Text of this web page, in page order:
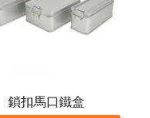
鎖扣馬口鐵盒